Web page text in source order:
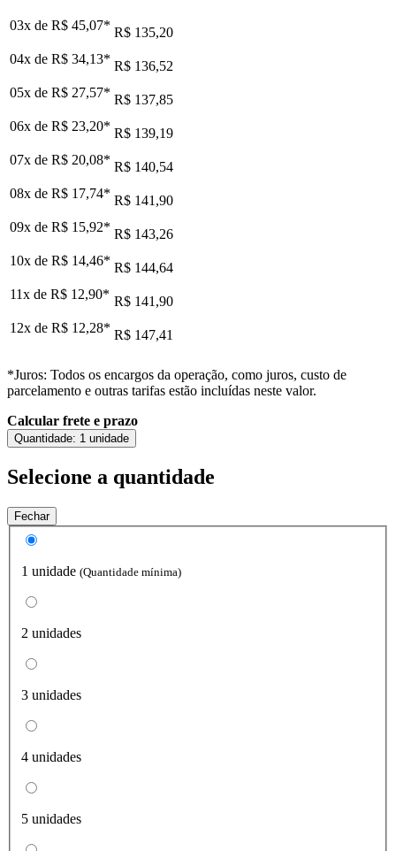
03x de R$ 45,07* R$ 135,20
04x de R$ 34,13* R$ 136,52
05x de R$ 27,57* R$ 137,85
06x de R$ 23,20* R$ 139,19
07x de R$ 20,08* R$ 140,54
08x de R$ 17,74* R$ 141,90
09x de R$ 15,92* R$ 143,26
10x de R$ 14,46* R$ 144,64
11x de R$ 12,90* R$ 141,90
12x de R$ 12,28* R$ 147,41
*Juros: Todos os encargos da operação, como juros, custo de
parcelamento e outras tarifas estão incluídas neste valor.
Calcular frete e prazo
Quantidade: 1 unidade
Selecione a quantidade
Fechar
1 unidade (Quantidade mínima)
2 unidades
3 unidades
4 unidades
5 unidades